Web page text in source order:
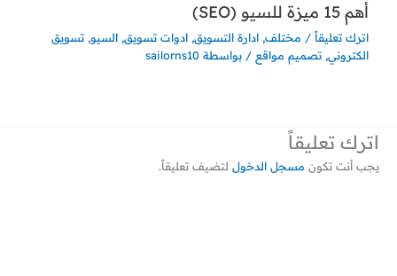
أهم 15 ميزة للسيو (SEO)
اترك تعليقاً / مختلف, ادارة التسويق, ادوات تسويق, السيو, تسويق
الكتروني, تصميم مواقع / بواسطة sailorns10
اترك تعليقاً
يجب أنت تكون مسجل الدخول لتضيف تعليقاً.